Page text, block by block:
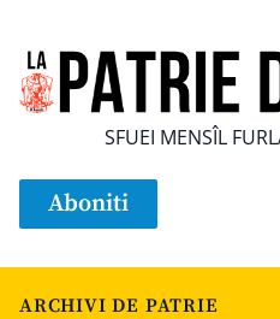
SFUEI MENSÎL
Aboniti
ARCHIVI DE PATRIE